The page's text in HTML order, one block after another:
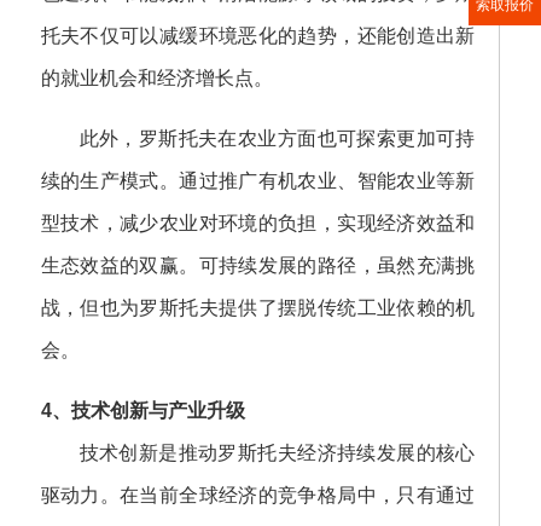
托夫不仅可以减缓环境恶化的趋势，还能创造出新
的就业机会和经济增长点。
此外，罗斯托夫在农业方面也可探索更加可持
续的生产模式。通过推广有机农业、智能农业等新
型技术，减少农业对环境的负担，实现经济效益和
生态效益的双赢。可持续发展的路径，虽然充满挑
战，但也为罗斯托夫提供了摆脱传统工业依赖的机
会。
4、技术创新与产业升级
技术创新是推动罗斯托夫经济持续发展的核心
驱动力。在当前全球经济的竞争格局中，只有通过
索取报价